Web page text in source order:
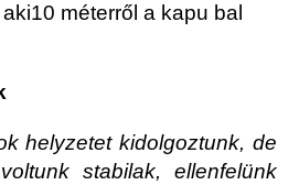
méterről a kapu bal
helyzetet kidolgoztunk, de
stabilak, ellenfelünk